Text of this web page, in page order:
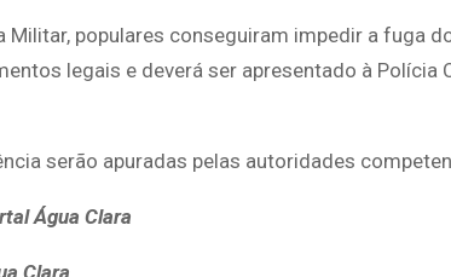
Militar, populares conseguiram impedir a fuga
legais e deverá ser apresentado à Polícia
serão apuradas pelas autoridades
Água Clara
Clara